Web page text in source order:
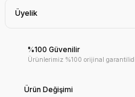
Üyelik
%100 Güvenilir
Ürünlerimiz %100 orijinal
Ürün Değişimi